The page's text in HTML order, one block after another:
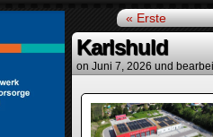
« Erste
Karlshuld
on Juni 7, 2026 und